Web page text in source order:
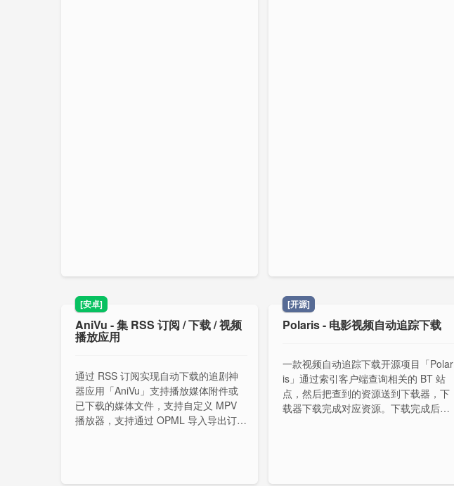
[安卓]
AniVu - 集 RSS 订阅 / 下载 / 视频
播放应用
通过 RSS 订阅实现自动下载的追剧神
器应用「AniVu」支持播放媒体附件或
已下载的媒体文件，支持自定义 MPV
播放器，支持通过 OPML 导入导出订阅
[开源]
Polaris - 电影视频自动追踪下载
一款视频自动追踪下载开源项目「Polar
is」通过索引客户端查询相关的 BT 站
点，然后把查到的资源送到下载器，下
载器下载完成对应资源。下载完成后，